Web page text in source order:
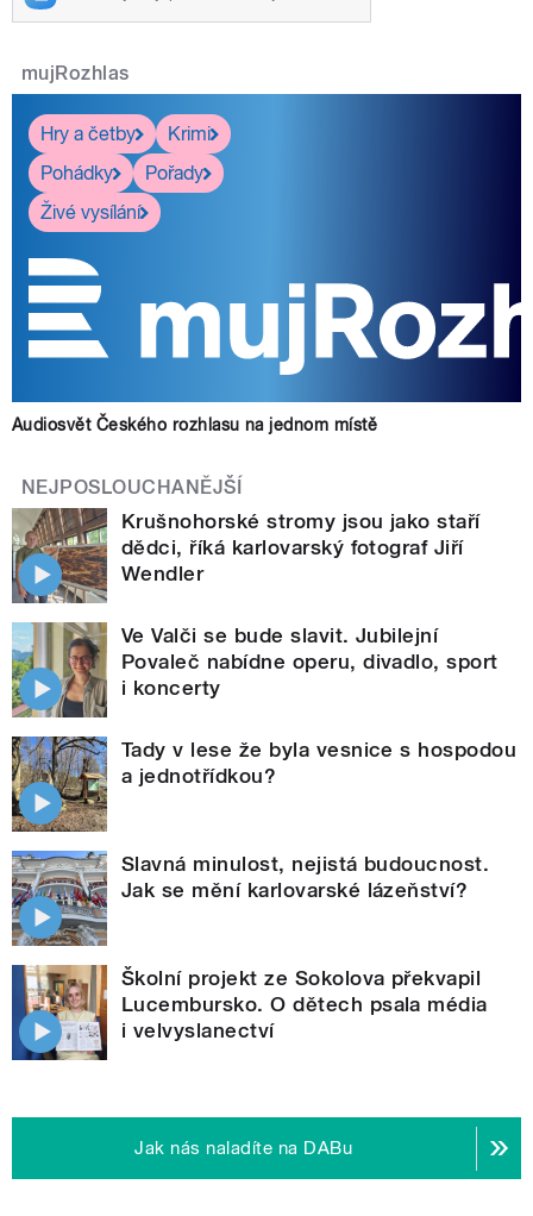
mujRozhlas
Hry a četby
Krimi
Pohádky
Pořady
Živé vysílání
Audiosvět Českého rozhlasu na jednom místě
NEJPOSLOUCHANĚJŠÍ
Krušnohorské stromy jsou jako staří
dědci, říká karlovarský fotograf Jiří
Wendler
Ve Valči se bude slavit. Jubilejní
Povaleč nabídne operu, divadlo, sport
i koncerty
Tady v lese že byla vesnice s hospodou
a jednotřídkou?
Slavná minulost, nejistá budoucnost.
Jak se mění karlovarské lázeňství?
Školní projekt ze Sokolova překvapil
Lucembursko. O dětech psala média
i velvyslanectví
Jak nás naladíte na DABu